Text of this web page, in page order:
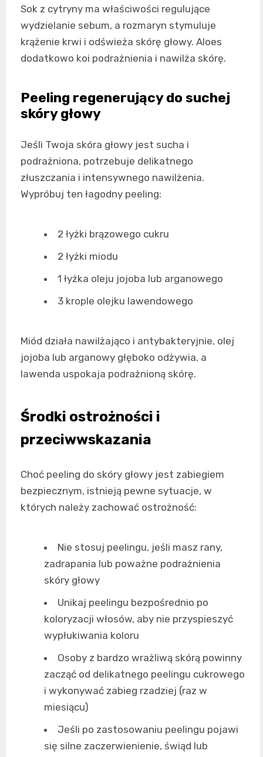
Sok z cytryny ma właściwości regulujące
wydzielanie sebum, a rozmaryn stymuluje
krążenie krwi i odświeża skórę głowy. Aloes
dodatkowo koi podrażnienia i nawilża skórę.
Peeling regenerujący do suchej
skóry głowy
Jeśli Twoja skóra głowy jest sucha i
podrażniona, potrzebuje delikatnego
złuszczania i intensywnego nawilżenia.
Wypróbuj ten łagodny peeling:
2 łyżki brązowego cukru
2 łyżki miodu
1 łyżka oleju jojoba lub arganowego
3 krople olejku lawendowego
Miód działa nawilżająco i antybakteryjnie, olej
jojoba lub arganowy głęboko odżywia, a
lawenda uspokaja podrażnioną skórę.
Środki ostrożności i
przeciwwskazania
Choć peeling do skóry głowy jest zabiegiem
bezpiecznym, istnieją pewne sytuacje, w
których należy zachować ostrożność:
Nie stosuj peelingu, jeśli masz rany,
zadrapania lub poważne podrażnienia
skóry głowy
Unikaj peelingu bezpośrednio po
koloryzacji włosów, aby nie przyspieszyć
wypłukiwania koloru
Osoby z bardzo wrażliwą skórą powinny
zacząć od delikatnego peelingu cukrowego
i wykonywać zabieg rzadziej (raz w
miesiącu)
Jeśli po zastosowaniu peelingu pojawi
się silne zaczerwienienie, świąd lub